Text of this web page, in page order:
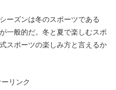
ーズンは冬のスポーツである
一般的だ。冬と夏で楽しむスポ
スポーツの楽しみ方と言えるか
リンク